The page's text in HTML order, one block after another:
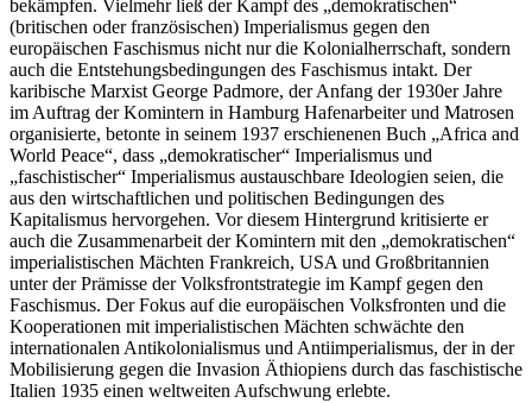
bekämpfen. Vielmehr ließ der Kampf des „demokratischen“
(britischen oder französischen) Imperialismus gegen den
europäischen Faschismus nicht nur die Kolonialherrschaft, sondern
auch die Entstehungsbedingungen des Faschismus intakt. Der
karibische Marxist George Padmore, der Anfang der 1930er Jahre
im Auftrag der Komintern in Hamburg Hafenarbeiter und Matrosen
organisierte, betonte in seinem 1937 erschienenen Buch „Africa and
World Peace“, dass „demokratischer“ Imperialismus und
„faschistischer“ Imperialismus austauschbare Ideologien seien, die
aus den wirtschaftlichen und politischen Bedingungen des
Kapitalismus hervorgehen. Vor diesem Hintergrund kritisierte er
auch die Zusammenarbeit der Komintern mit den „demokratischen“
imperialistischen Mächten Frankreich, USA und Großbritannien
unter der Prämisse der Volksfrontstrategie im Kampf gegen den
Faschismus. Der Fokus auf die europäischen Volksfronten und die
Kooperationen mit imperialistischen Mächten schwächte den
internationalen Antikolonialismus und Antiimperialismus, der in der
Mobilisierung gegen die Invasion Äthiopiens durch das faschistische
Italien 1935 einen weltweiten Aufschwung erlebte.